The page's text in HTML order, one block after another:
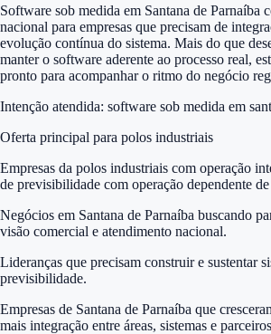
Software sob medida em Santana de Parnaíba
nacional para empresas que precisam de
evolução contínua do sistema. Mais do que
manter o software aderente ao processo real,
pronto para acompanhar o ritmo do negócio
Intenção atendida: software sob medida em
Oferta principal para polos industriais
Empresas da polos industriais com operação
de previsibilidade com operação dependente
Negócios em Santana de Parnaíba buscando
visão comercial e atendimento nacional.
Lideranças que precisam construir e sustentar
previsibilidade.
Empresas de Santana de Parnaíba que
mais integração entre áreas, sistemas e